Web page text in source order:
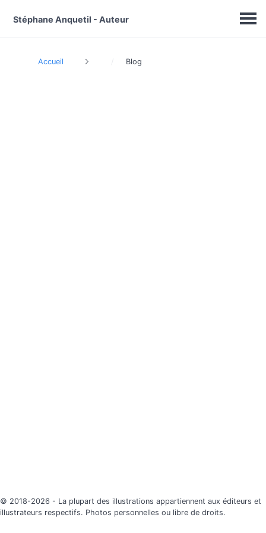
Stéphane Anquetil - Auteur
Accueil Blog
© 2018-2026 - La plupart des illustrations appartiennent aux éditeurs et
illustrateurs respectifs. Photos personnelles ou libre de droits.